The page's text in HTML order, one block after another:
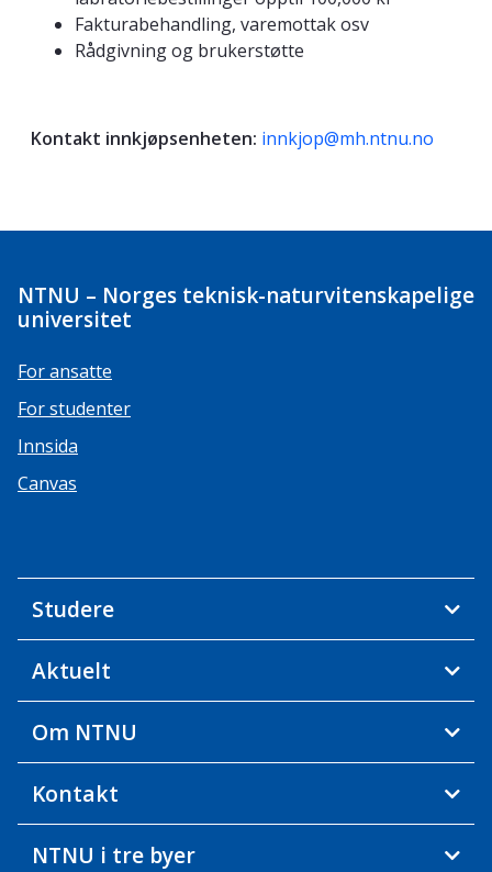
Fakturabehandling, varemottak osv
Rådgivning og brukerstøtte
Kontakt innkjøpsenheten: innkjop@mh.ntnu.no
NTNU – Norges teknisk-naturvitenskapelige
universitet
For ansatte
For studenter
Innsida
Canvas
Studere
Aktuelt
Om NTNU
Kontakt
NTNU i tre byer